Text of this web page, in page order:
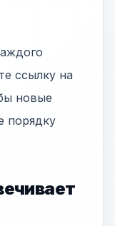
ссылку на
новые
порядку